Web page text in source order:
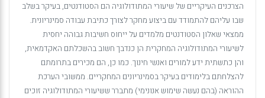
הצרכנים העיקריים של שיעורי המתודולוגיה הם הסטודנטים, בעיקר בשלב
שבו עליהם להתמודד עם ביצוע מחקר לצורך כתיבת עבודה סמינריונית.
ממצאי שאלון הסטודנטים מלמדים על ייחוס חשיבות גבוהה יחסית
לשיעורי המתודולוגיה המחקרית הן כנדבך חשוב בהשכלתם האקדמאית,
והן כתשתית ידע למורים ואנשי חינוך. כמו כן, הם מכירים בתרומתם
להצלחתם בלימודים בעיקר בסמינריונים המחקריים. ממשובי הערכת
ההוראה (בהם נעשה שימוש אנונימי) מתברר ששיעורי המתודולוגיה זוכים